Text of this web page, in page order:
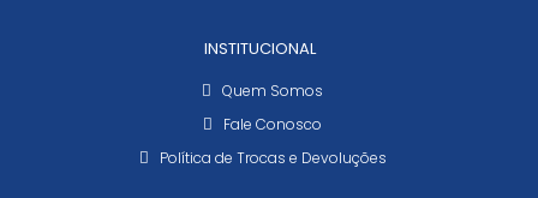
INSTITUCIONAL
Quem Somos
Fale Conosco
Política de Trocas e Devoluções